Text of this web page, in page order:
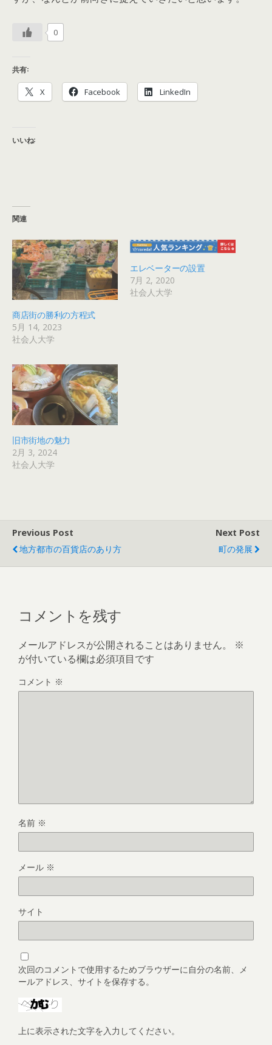
0
共有:
X Facebook LinkedIn
いいね:
関連
商店街の勝利の方程式
5月 14, 2023
社会人大学
エレベーターの設置
7月 2, 2020
社会人大学
旧市街地の魅力
2月 3, 2024
社会人大学
Previous Post
地方都市の百貨店のあり方
Next Post
町の発展
コメントを残す
メールアドレスが公開されることはありません。
※
が付いている欄は必須項目です
コメント ※
名前 ※
メール ※
サイト
次回のコメントで使用するためブラウザーに自分の名前、メ
ールアドレス、サイトを保存する。
上に表示された文字を入力してください。